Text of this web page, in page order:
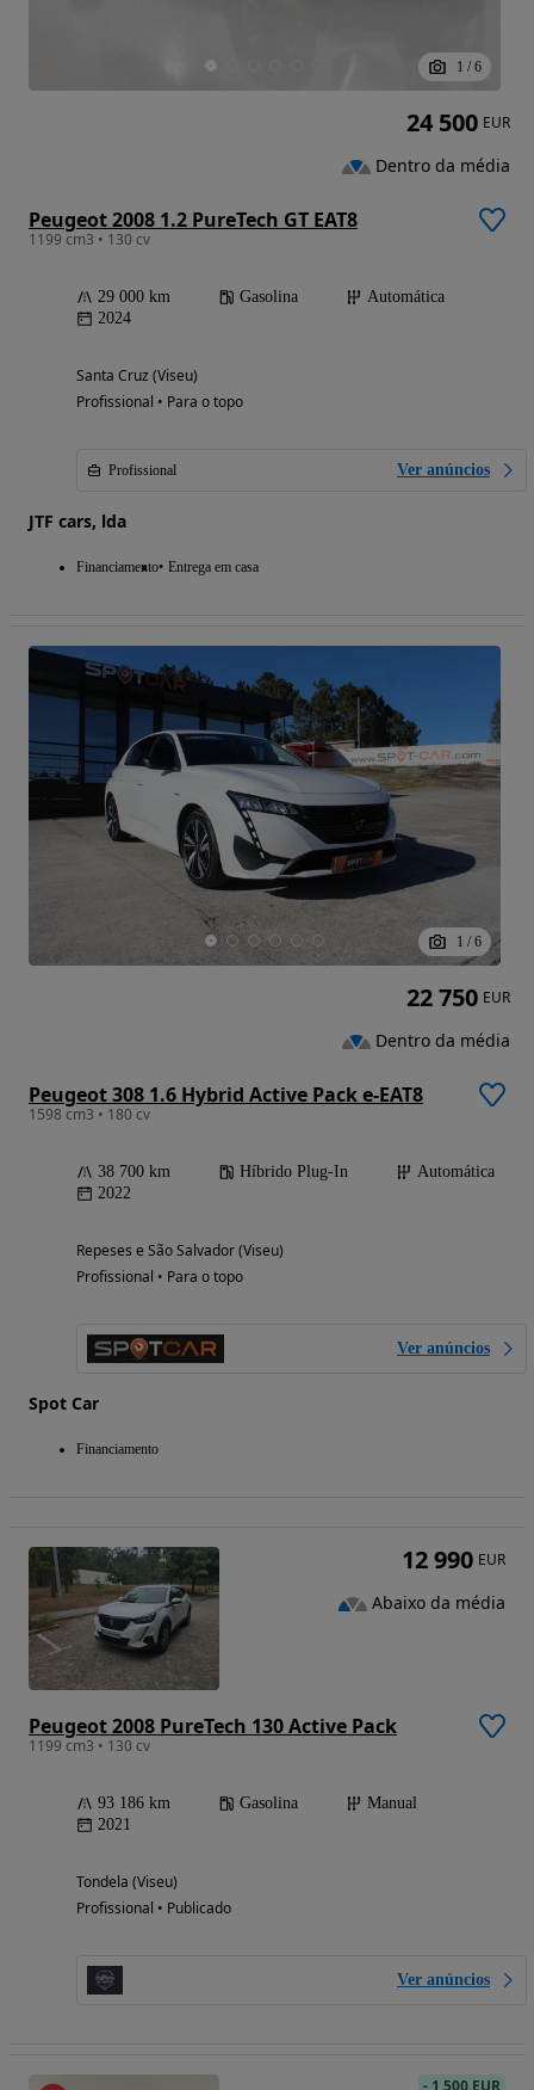
1 / 6
Peugeot 2008 1.2 PureTech GT EAT8
1199 cm3 • 130 cv
29 000 km Gasolina
Automática
2024
Santa Cruz (Viseu)
Profissional • Para o topo
Profissional Ver anúncios
JTF cars, lda
Financiamento Entrega em casa
24 500 EUR
Dentro da média
1 / 6
Peugeot 308 1.6 Hybrid Active Pack e-EAT8
1598 cm3 • 180 cv
38 700 km Híbrido Plug-In
Automática
2022
Repeses e São Salvador (Viseu)
Profissional • Para o topo
Ver anúncios
Spot Car
Financiamento
22 750 EUR
Dentro da média
Peugeot 2008 PureTech 130 Active Pack
1199 cm3 • 130 cv
93 186 km Gasolina
Manual
2021
Tondela (Viseu)
Profissional • Publicado
Ver anúncios
12 990 EUR
Abaixo da média
- 1 500 EUR